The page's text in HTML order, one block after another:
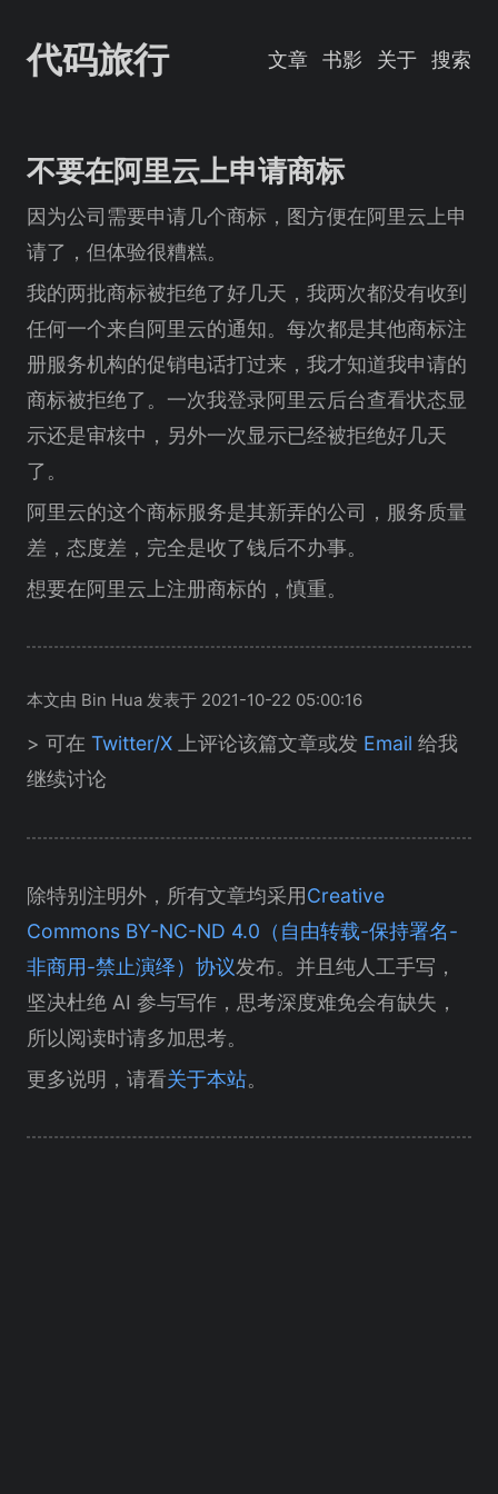
代码旅行 文章 书影 关于 搜索
不要在阿里云上申请商标
因为公司需要申请几个商标，图方便在阿里云上申
请了，但体验很糟糕。
我的两批商标被拒绝了好几天，我两次都没有收到
任何一个来自阿里云的通知。每次都是其他商标注
册服务机构的促销电话打过来，我才知道我申请的
商标被拒绝了。一次我登录阿里云后台查看状态显
示还是审核中，另外一次显示已经被拒绝好几天
了。
阿里云的这个商标服务是其新弄的公司，服务质量
差，态度差，完全是收了钱后不办事。
想要在阿里云上注册商标的，慎重。
本文由 Bin Hua 发表于 2021-10-22 05:00:16
> 可在 Twitter/X 上评论该篇文章或发 Email 给我
继续讨论
除特别注明外，所有文章均采用Creative
Commons BY-NC-ND 4.0（自由转载-保持署名-
非商用-禁止演绎）协议发布。并且纯人工手写，
坚决杜绝 AI 参与写作，思考深度难免会有缺失，
所以阅读时请多加思考。
更多说明，请看关于本站。